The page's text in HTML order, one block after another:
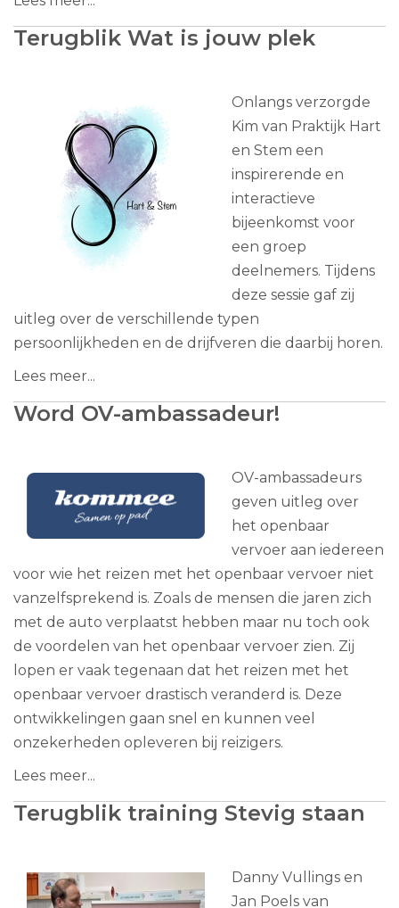
Terugblik Wat is jouw plek
Onlangs verzorgde
Kim van Praktijk Hart
en Stem een
inspirerende en
interactieve
bijeenkomst voor
een groep
deelnemers. Tijdens
deze sessie gaf zij
uitleg over de verschillende typen
persoonlijkheden en de drijfveren die daarbij horen.
Lees meer...
Word OV-ambassadeur!
OV-ambassadeurs
geven uitleg over
het openbaar
vervoer aan iedereen
voor wie het reizen met het openbaar vervoer niet
vanzelfsprekend is. Zoals de mensen die jaren zich
met de auto verplaatst hebben maar nu toch ook
de voordelen van het openbaar vervoer zien. Zij
lopen er vaak tegenaan dat het reizen met het
openbaar vervoer drastisch veranderd is. Deze
ontwikkelingen gaan snel en kunnen veel
onzekerheden opleveren bij reizigers.
Lees meer...
Terugblik training Stevig staan
Danny Vullings en
Jan Poels van